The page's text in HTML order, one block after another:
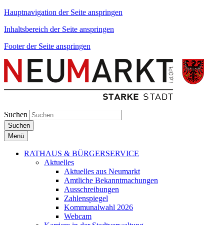
Hauptnavigation der Seite anspringen
Inhaltsbereich der Seite anspringen
Footer der Seite anspringen
Suchen
Suchen
Menü
RATHAUS & BÜRGERSERVICE
Aktuelles
Aktuelles aus Neumarkt
Amtliche Bekanntmachungen
Ausschreibungen
Zahlenspiegel
Kommunalwahl 2026
Webcam